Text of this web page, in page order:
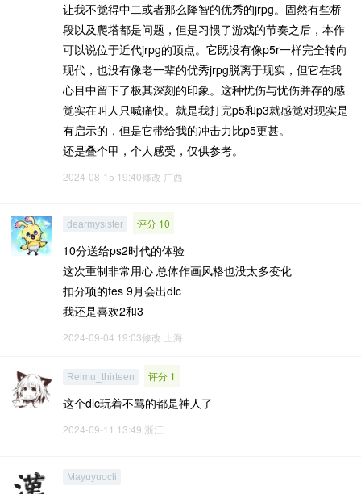
让我不觉得中二或者那么降智的优秀的jrpg。固然有些桥
段以及爬塔都是问题，但是习惯了游戏的节奏之后，本作
可以说位于近代jrpg的顶点。它既没有像p5r一样完全转向
现代，也没有像老一辈的优秀jrpg脱离于现实，但它在我
心目中留下了极其深刻的印象。这种忧伤与忧伤并存的感
觉实在叫人只喊痛快。就是我打完p5和p3就感觉对现实是
有启示的，但是它带给我的冲击力比p5更甚。
还是叠个甲，个人感受，仅供参考。
2024-08-15 19:40修改 广西
dearmysister 评分 10
10分送给ps2时代的体验
这次重制非常用心 总体作画风格也没太多变化
扣分项的fes 9月会出dlc
我还是喜欢2和3
2024-09-04 19:03修改 上海
Reimu_thirteen 评分 1
这个dlc玩着不骂的都是神人了
2024-09-11 13:49 浙江
Mayuyuocli